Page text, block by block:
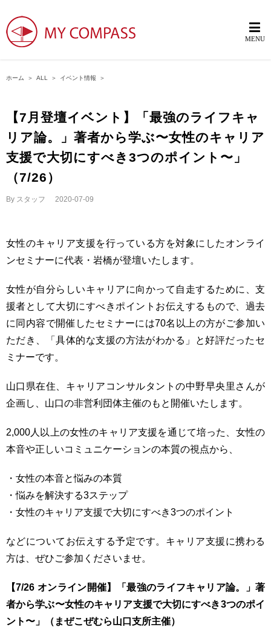
ホーム ＞ ALL ＞ イベント情報 ＞
【7月登壇イベント】「最強のライフキャ
リア論。」著者から学ぶ〜女性のキャリア
支援で大切にすべき3つのポイント〜」
（7/26）
By スタッフ 2020-07-09
女性のキャリア支援を行っている方を対象にしたオンライ
ンセミナーに代表・岩橋が登壇いたします。
女性が自分らしいキャリアに向かって自走するために、支
援者として大切にすべきポイントお伝えするもので、過去
に同内容で開催したセミナーには70名以上の方がご参加い
ただき、「具体的な支援の方法がわかる」と好評だったセ
ミナーです。
山口県在住、キャリアコンサルタントの中野早央里さんが
企画し、山口の非営利団体主催のもと開催いたします。
2,000人以上の女性のキャリア支援を通じて培った、女性の
本音や正しいコミュニケーションの本質の視点から、
・女性の本音と悩みの本質
・悩みを解決する3ステップ
・女性のキャリア支援で大切にすべき3つのポイント
などについてお伝えする予定です。キャリア支援に携わる
方は、ぜひご参加くださいませ。
【7/26 オンライン開催】「最強のライフキャリア論。」著
者から学ぶ〜女性のキャリア支援で大切にすべき3つのポイ
ント〜」（まぜこぜむら山口支所主催）